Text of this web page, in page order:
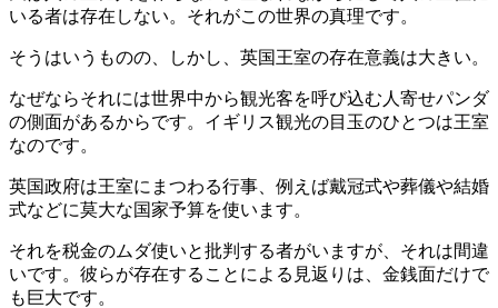
いる者は存在しない。それがこの世界の真理です。
そうはいうものの、しかし、英国王室の存在意義は大きい。
なぜならそれには世界中から観光客を呼び込む人寄せパンダ
の側面があるからです。イギリス観光の目玉のひとつは王室
なのです。
英国政府は王室にまつわる行事、例えば戴冠式や葬儀や結婚
式などに莫大な国家予算を使います。
それを税金のムダ使いと批判する者がいますが、それは間違
いです。彼らが存在することによる見返りは、金銭面だけで
も巨大です。